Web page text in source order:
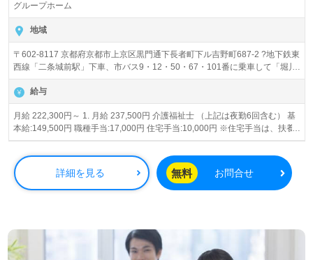
グループホーム
地域
〒602-8117 京都府京都市上京区黒門通下長者町下ル吉野町687-2 ?地下鉄東
西線「二条城前駅」下車、市バス9・12・50・67・101番に乗車して「堀川
下長者町」下車、徒歩10分
給与
月給 222,300円～ 1. 月給 237,500円 介護福祉士 （上記は夜勤6回含む） 基
本給:149,500円 職種手当:17,000円 住宅手当:10,000円 ※住宅手当は、扶養
有りの場合15,000円 ※介護職員処遇改善手当11,000円 ※キャリアサポート
手当8,000円 ※特定処遇改善加算12,000円 【その他の手当】 ■家族手当(扶
養の場合) 0歳～2歳（3歳に達した年度末）の子 3,000円 3歳～18歳（18歳
に達した年度末）の子 10,000円 ■夜勤手当:GH・小規模）5,000円/1回 ⇒
夜勤手当は6回の見込 ※試用期間2ヶ月あり、労働条件変更なし ※経験加算
宅手当は、扶養有りの場合15,000円 ※介護職員処遇改善手当11,000円 ※キ
ャリアサポート手当8,000円 ※特定処遇改善加算12,000円 【その他の手当】
■家族手当(扶養の場合) 0歳～2歳（3歳に達した年度末）の子 3,000円 3歳
詳細を見る 無料 お問合せ